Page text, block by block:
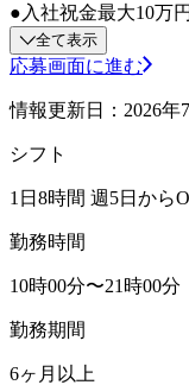
●入社祝金最大10万
全て表示
応募画面に進む
情報更新日：2026年
シフト
1日8時間 週5日から
勤務時間
10時00分〜21時00分
勤務期間
6ヶ月以上